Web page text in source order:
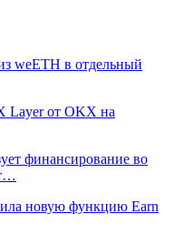
weETH в отдельный
Layer от OKX на
финансирование во
новую функцию Earn